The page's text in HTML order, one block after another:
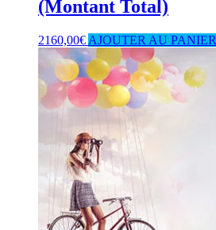
(Montant Total)
2160,00€ AJOUTER AU PANIER